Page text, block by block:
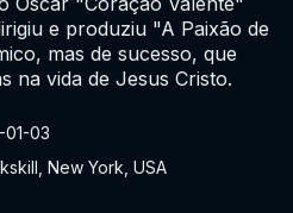
01-03
New York, USA
e produziu "A Paixão de
mas de sucesso, que
na vida de Jesus Cristo.